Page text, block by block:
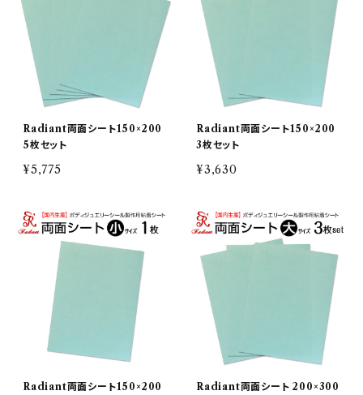
Radiant両面シート150×200
5枚セット
¥5,775
Radiant両面シート150×200
3枚セット
¥3,630
Radiant両面シート150×200
Radiant両面シート 200×300